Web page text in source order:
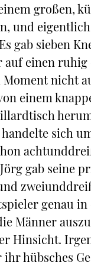
großen,
und
gab sieben
auf einen
nicht
einem
sich
gab seine
genau in
Männer
Hinsicht.
hübsches